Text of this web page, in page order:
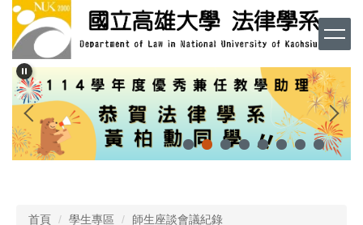
跳
主
要
內
容
首頁 學生專區 師生座談會議紀錄